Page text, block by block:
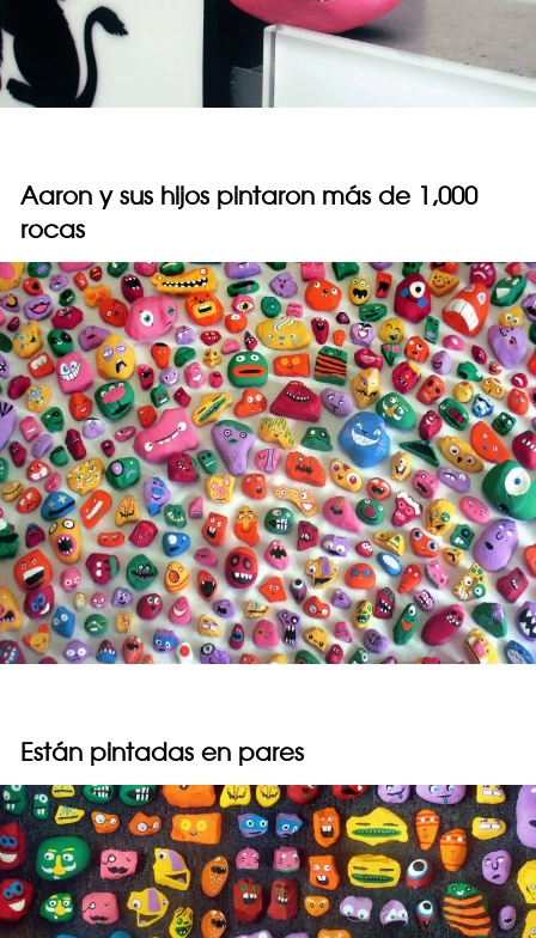
Aaron y sus hijos pintaron más de 1,000
rocas
Están pintadas en pares